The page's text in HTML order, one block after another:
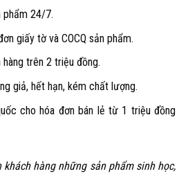
24/7.
giấy tờ và COCQ sản phẩm.
hàng trên 2 triệu đồng.
giả, hết hạn, kém chất lượng.
cho hóa đơn bán lẻ từ 1 triệu đồng
hàng những sản phẩm sinh học,